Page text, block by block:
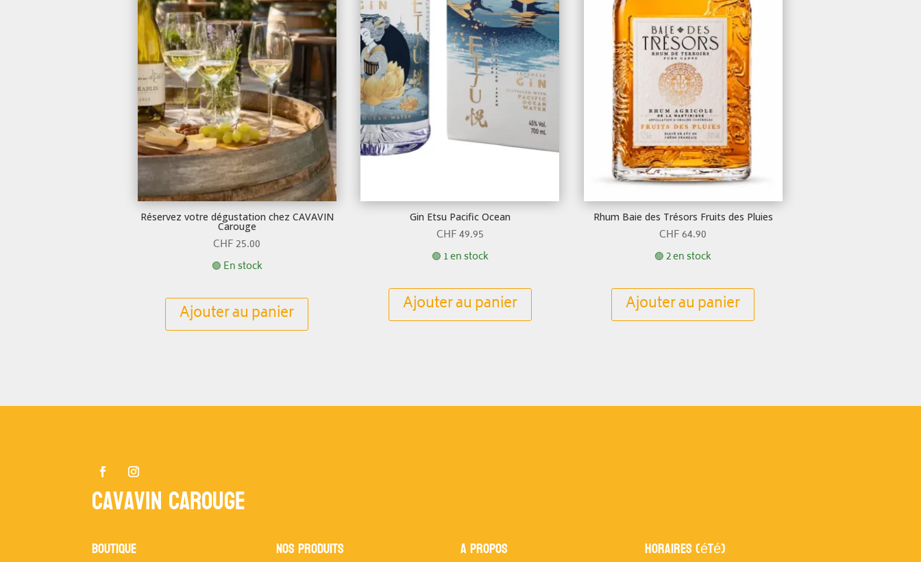
Réservez votre dégustation chez CAVAVIN
Carouge
CHF25.00
🟢 En stock
Ajouter au panier
Gin Etsu Pacific Ocean
CHF49.95
🟢 1 en stock
Ajouter au panier
Rhum Baie des Trésors Fruits des Pluies
CHF64.90
🟢 2 en stock
Ajouter au panier
Cavavin Carouge
Boutique NOS PRODUITS A propos Horaires (été)